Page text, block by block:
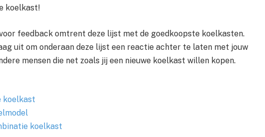
koelkast!
feedback omtrent deze lijst met de goedkoopste koelkasten.
uit om onderaan deze lijst een reactie achter te laten met jouw
mensen die net zoals jij een nieuwe koelkast willen kopen.
koelkast
koelkast